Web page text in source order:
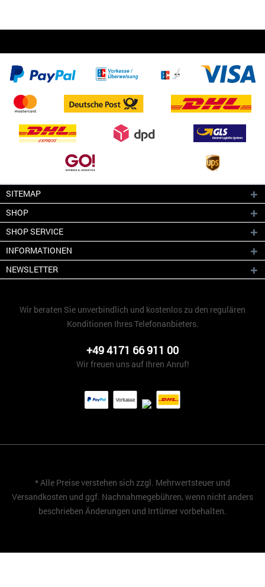
SITEMAP
SHOP
SHOP SERVICE
INFORMATIONEN
NEWSLETTER
Wir beraten Sie unverbindlich und kostenlos zu den regulären
Konditionen Ihres Telefonanbieters.
+49 4171 66 911 00
Wir freuen uns auf Ihren Anruf!
* Alle Preise verstehen sich zzgl. Mehrwertsteuer und
Versandkosten und ggf. Nachnahmegebühren, wenn nicht anders
beschrieben Änderungen und Irrtümer vorbehalten.